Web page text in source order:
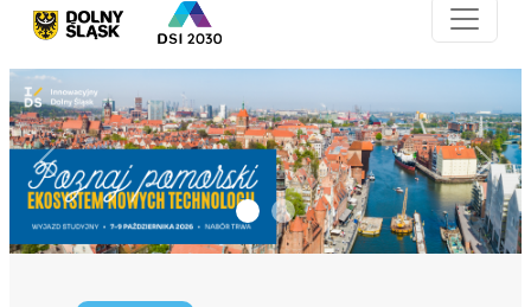
Poprzednie Dalej